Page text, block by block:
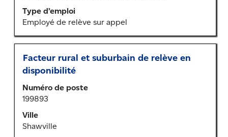
Type d’emploi
Employé de relève sur appel
renseignements
sur
l’emploi.
Titre
Facteur rural et suburbain de relève en
disponibilité
Numéro de poste
199893
Ville
Shawville
Sélectionner
au
moyen
de
la
barre
d’espacement